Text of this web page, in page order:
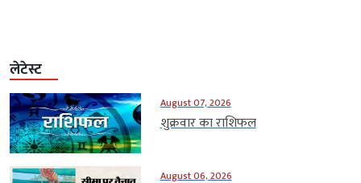
लेटेस्ट
August 07, 2026
शुक्रवार का राशिफल
August 06, 2026